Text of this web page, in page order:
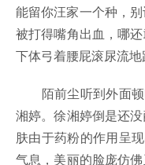
能留你汪家一个种，
被打得嘴角出血，哪
下体弓着腰屁滚尿流地
陌前尘听到外面顿
湘婷。徐湘婷倒是还
肤由于药粉的作用呈
气息，美丽的脸庞仿